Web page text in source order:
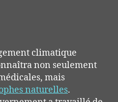
climatique
non seulement
mais
naturelles.